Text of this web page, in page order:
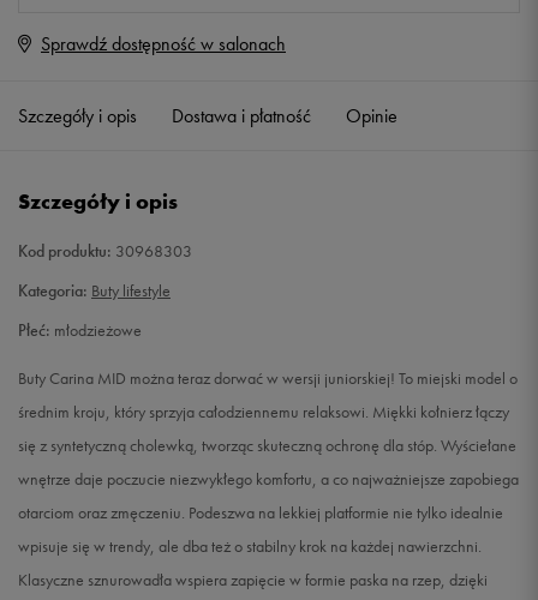
Rozmiary EU
35,5
37,5 23,5 cm
38,5 24,5 cm Powiadom o dostępności
25 cm Powiadom o dostępności
Sprawdź dostępność w salonach
Szczegóły i opis Dostawa i płatność Opinie
Szczegóły i opis
Kod produktu: 30968303
Kategoria: Buty lifestyle
Płeć: młodzieżowe
Buty Carina MID można teraz dorwać w wersji juniorskiej! To miejski model o
średnim kroju, który sprzyja całodziennemu relaksowi. Miękki kołnierz łączy
się z syntetyczną cholewką, tworząc skuteczną ochronę dla stóp. Wyściełane
wnętrze daje poczucie niezwykłego komfortu, a co najważniejsze zapobiega
otarciom oraz zmęczeniu. Podeszwa na lekkiej platformie nie tylko idealnie
wpisuje się w trendy, ale dba też o stabilny krok na każdej nawierzchni.
Klasyczne sznurowadła wspiera zapięcie w formie paska na rzep, dzięki